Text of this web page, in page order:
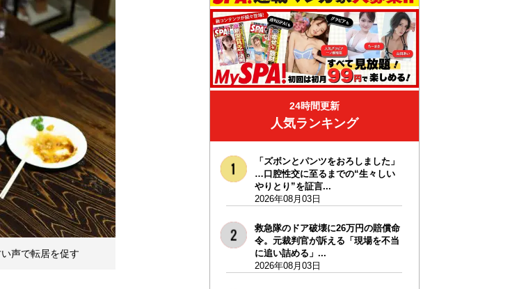
声で転居を促す
24時間更新
人気ランキング
「ズボンとパンツをおろしました」
…口腔性交に至るまでの“生々しい
やりとり”を証言...
2026年08月03日
救急隊のドア破壊に26万円の賠償命
令。元裁判官が訴える「現場を不当
に追い詰める」...
2026年08月03日